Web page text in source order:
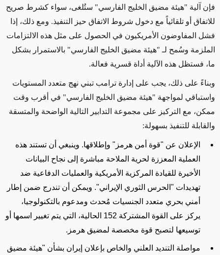
فإن آلية "هيئة مضيق الخليج الفارسي" ستُلغى، سواء كشرط صريح
للاتفاق أو تلقائياً مع دخول شروط الاتفاق حيز التنفيذ. ومع ذلك، إذا
فشل المفاوضون الأمريكيون في الحصول على مثل هذه الالتزامات
الملزمة وسُمح لـ "هيئة مضيق الخليج الفارسي" بالاستمرار بشكل
ما، فستظل هذه الآلية أداة قسرية فعالة.
وبناءً على ذلك، يجب على إدارة ترامب تبني نهج متعدد المستويات
واستباقي لمواجهة "هيئة مضيق الخليج الفارسي" في أقرب وقت
ممكن، مع التركيز على مجموعة التدابير التالية الواضحة والمتسقة
والقابلة للتنفيذ بسهولة:
الإعلان عن "قوة أمن هرمز" وإطلاقها. وينبغي أن تستند هذه
العملية المعززة لحرية الملاحة مباشرة إلى نجاح البيانات
الأخيرة للقيادة المركزية الأمريكية والعمليات الدفاعية ضد
تهديدات "الحرس الثوري الإيراني". ويمكن أن تندرج ضمن إطار
أمني بحري متعدد الجنسيات مُحدث ومدعوم بالتكنولوجيا،
يركز على القوة المشتركة 152 الحالية، التي يتم تغيير اسمها أو
توسيعها لتصبح قوة مخصصة لمضيق هرمز .
مواصلة التنديد العلني والخاص بإعلان إيران بشأن "هيئة مضيق